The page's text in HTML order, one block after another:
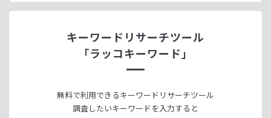
キーワードリサーチツール
「ラッコキーワード」
無料で利用できるキーワードリサーチツール
調査したいキーワードを入力すると